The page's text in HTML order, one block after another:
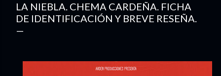
LA NIEBLA. CHEMA CARDEÑA. FICHA
DE IDENTIFICACIÓN Y BREVE RESEÑA.